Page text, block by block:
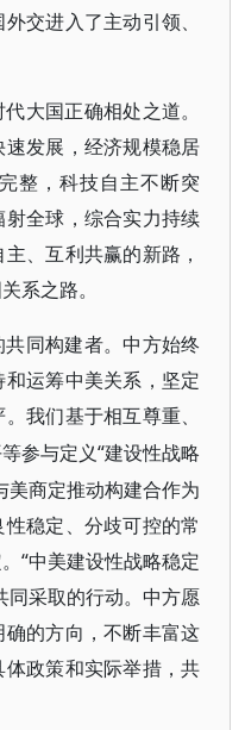
交进入了主动引领、
大国正确相处之道。
发展，经济规模稳居
整，科技自主不断突
全球，综合实力持续
、互利共赢的新路，
系之路。
同构建者。中方始终
运筹中美关系，坚定
我们基于相互尊重、
参与定义“建设性战略
美商定推动构建合作为
稳定、分歧可控的常
“中美建设性战略稳定
同采取的行动。中方愿
的方向，不断丰富这
政策和实际举措，共